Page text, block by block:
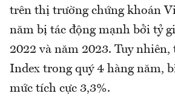
trên thị trường chứng khoán
năm bị tác động mạnh bởi tỷ
2022 và năm 2023. Tuy
Index trong quý 4 hàng năm,
mức tích cực 3,3%.